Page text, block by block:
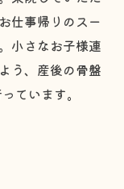
仕事帰りのスー
小さなお子様連
う、産後の骨盤
ています。